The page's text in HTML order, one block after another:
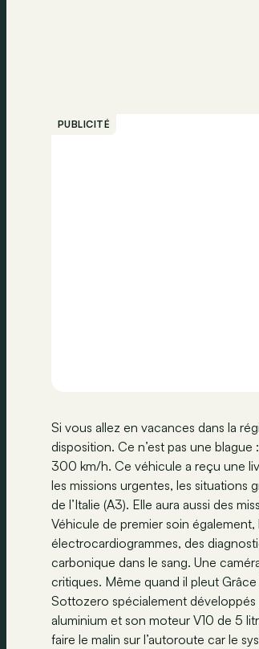
PUBLICITÉ
Si vous allez en vacances dans la
disposition. Ce n’est pas une
300 km/h. Ce véhicule a reçu une
les missions urgentes, les situations
de l’Italie (A3). Elle aura aussi des
Véhicule de premier soin
électrocardiogrammes, des
carbonique dans le sang. Une
critiques. Même quand il pleut
Sottozero spécialement développés
aluminium et son moteur V10 de 5
faire le malin sur l’autoroute car le